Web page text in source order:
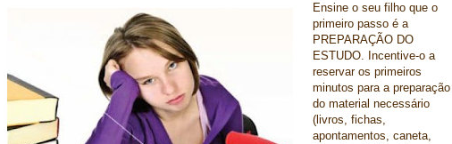
Ensine o seu filho que o
primeiro passo é a
PREPARAÇÃO DO
ESTUDO. Incentive-o a
reservar os primeiros
minutos para a preparação
do material necessário
(livros, fichas,
apontamentos, caneta,